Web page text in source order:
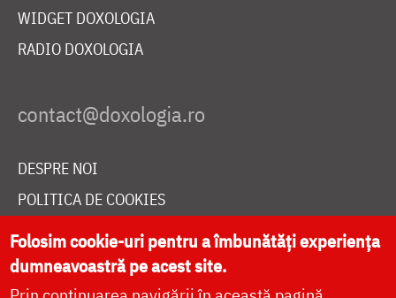
WIDGET DOXOLOGIA
RADIO DOXOLOGIA
DESPRE NOI
POLITICA DE COOKIES
DONEAZĂ ONLINE PENTRU CATEDRALA NAȚIONALĂ
Folosim cookie-uri pentru a îmbunătăți experiența
dumneavoastră pe acest site.